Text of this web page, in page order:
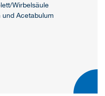
Wirbelsäule
Acetabulum